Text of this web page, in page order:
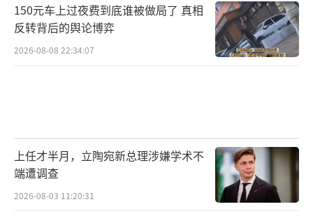
150元车上过夜费到底谁被做局了 真相
反转背后的舆论博弈
2026-08-08 22:34:07
上任才半月，立陶宛新总理涉嫌学术不
端遭调查
2026-08-03 11:20:31